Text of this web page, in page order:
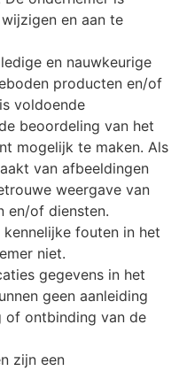
en aan te
en nauwkeurige
producten en/of
voldoende
beoordeling van het
mogelijk te maken. Als
van afbeeldingen
weergave van
en/of diensten.
fouten in het
niet.
gegevens in het
geen aanleiding
of ontbinding van de
zijn een